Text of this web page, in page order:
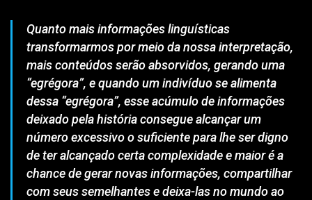
Quanto mais informações linguísticas
transformarmos por meio da nossa interpretação,
mais conteúdos serão absorvidos, gerando uma
“egrégora”, e quando um indivíduo se alimenta
dessa “egrégora”, esse acúmulo de informações
deixado pela história consegue alcançar um
número excessivo o suficiente para lhe ser digno
de ter alcançado certa complexidade e maior é a
chance de gerar novas informações, compartilhar
com seus semelhantes e deixa-las no mundo ao